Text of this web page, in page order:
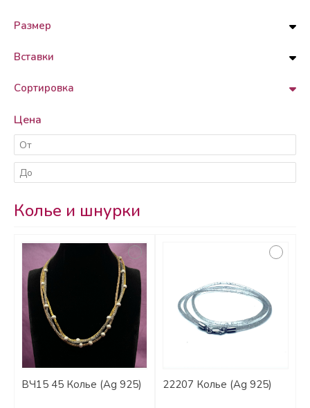
Размер
Вставки
Сортировка
Цена
Колье и шнурки
ВЧ15 45 Колье (Ag 925) 22207 Колье (Ag 925)